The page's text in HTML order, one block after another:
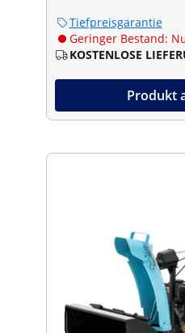
Tiefpreisgarantie
Geringer Bestand:
KOSTENLOSE
Produkt